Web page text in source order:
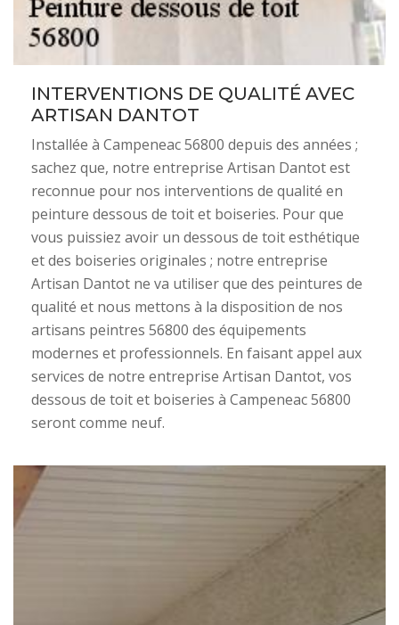
INTERVENTIONS DE QUALITÉ AVEC
ARTISAN DANTOT
Installée à Campeneac 56800 depuis des années ;
sachez que, notre entreprise Artisan Dantot est
reconnue pour nos interventions de qualité en
peinture dessous de toit et boiseries. Pour que
vous puissiez avoir un dessous de toit esthétique
et des boiseries originales ; notre entreprise
Artisan Dantot ne va utiliser que des peintures de
qualité et nous mettons à la disposition de nos
artisans peintres 56800 des équipements
modernes et professionnels. En faisant appel aux
services de notre entreprise Artisan Dantot, vos
dessous de toit et boiseries à Campeneac 56800
seront comme neuf.